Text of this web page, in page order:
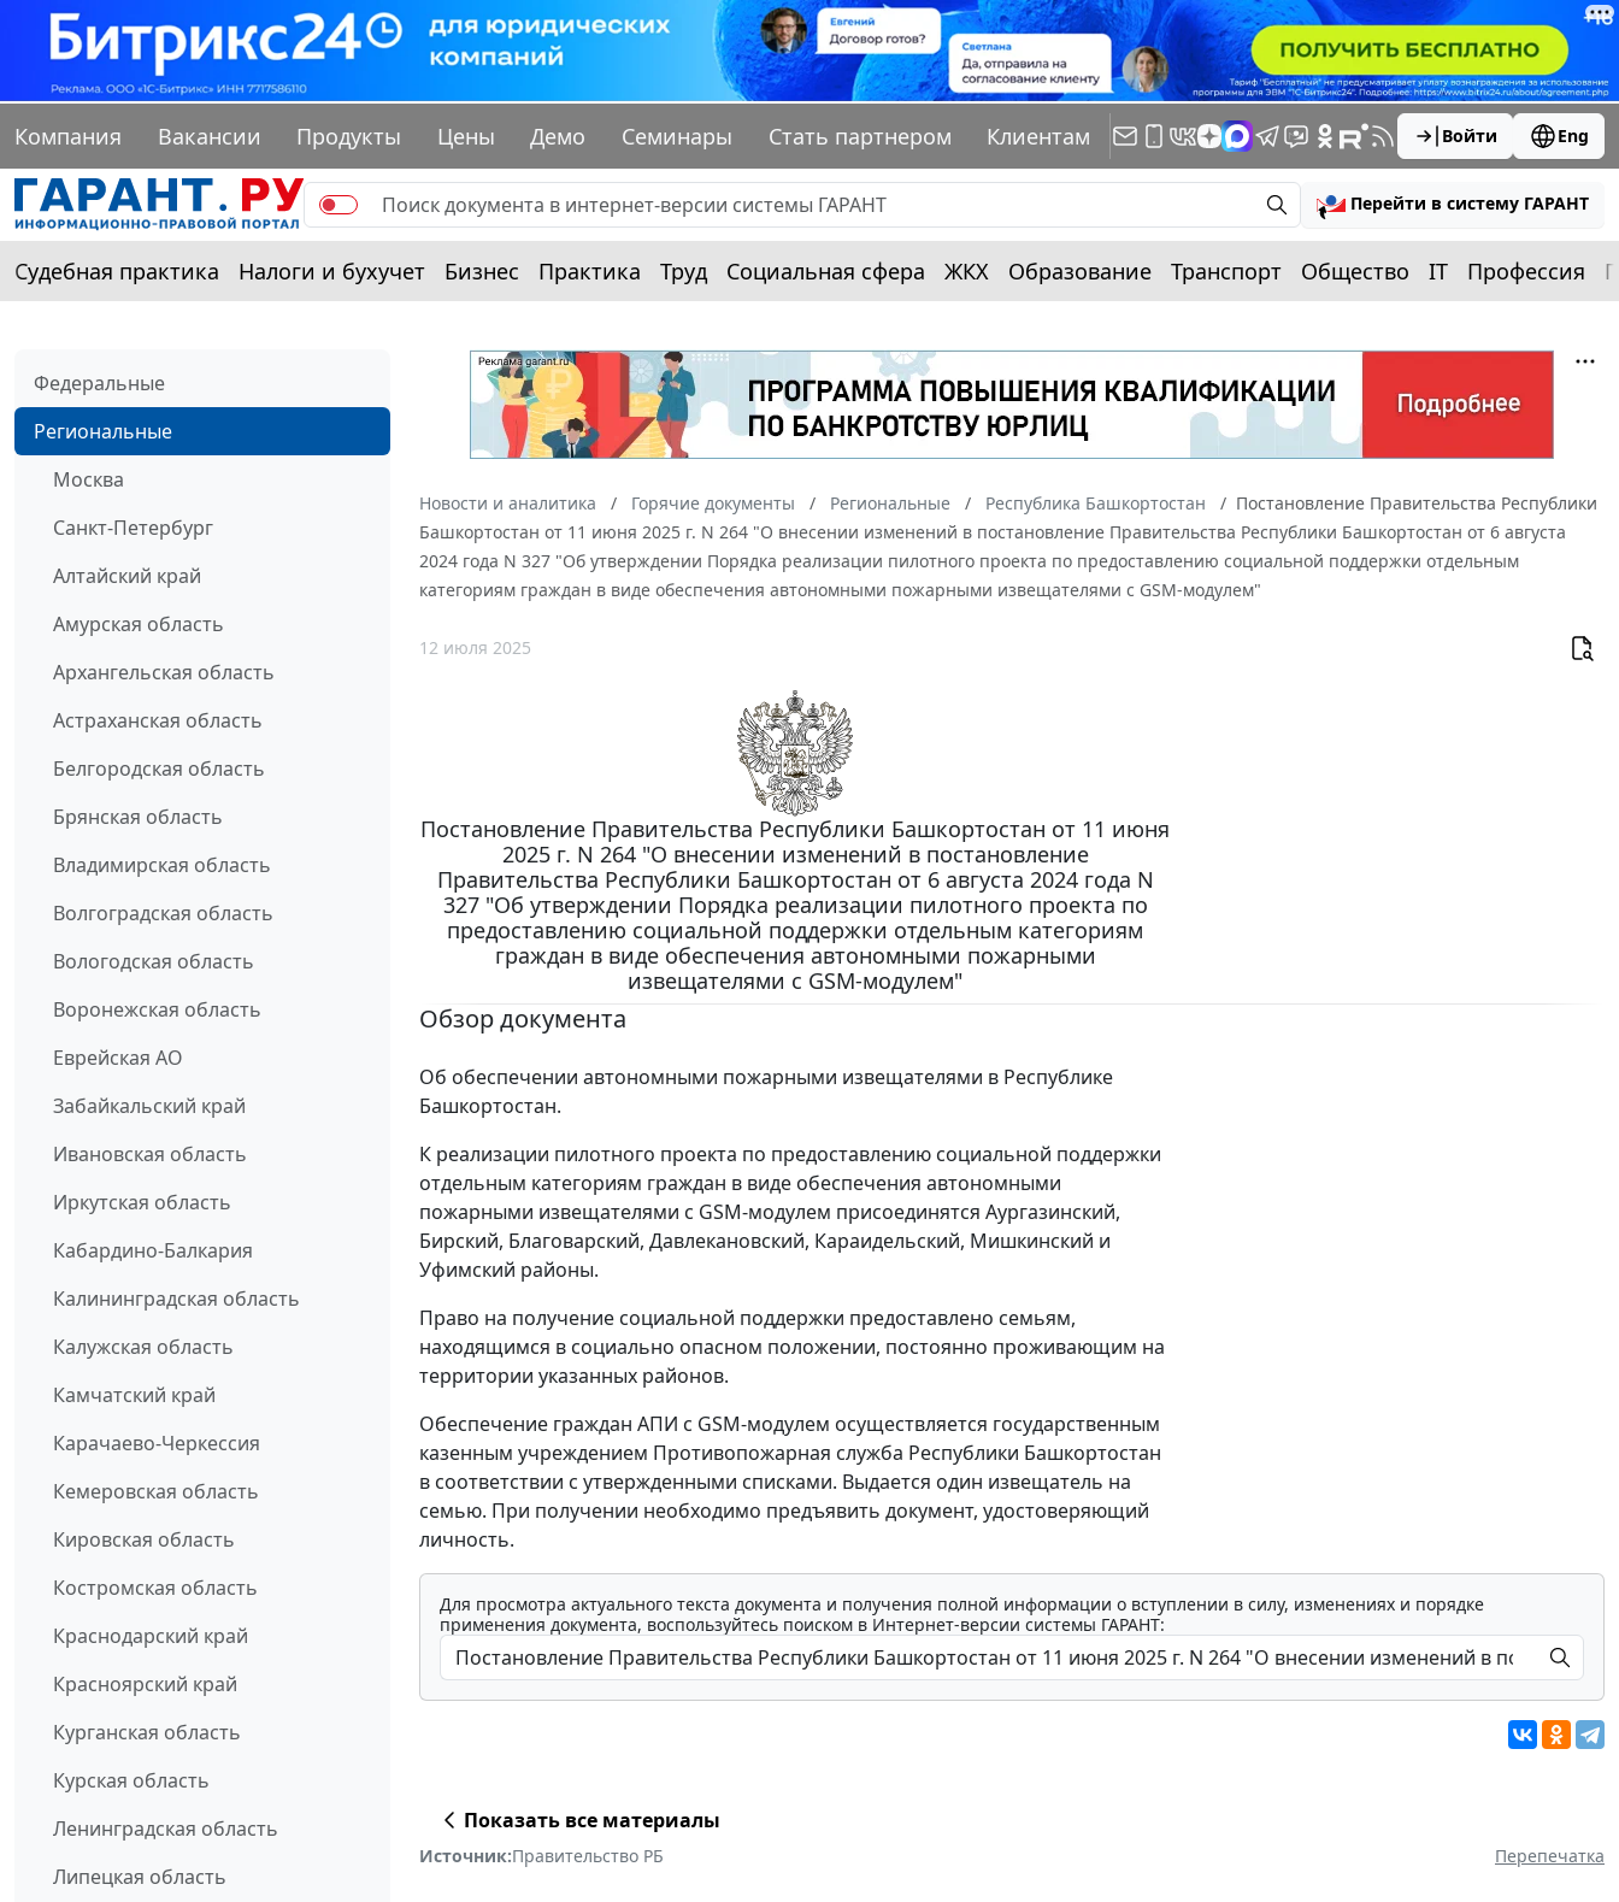
Компания Вакансии Продукты Цены Демо Семинары Стать партнером Клиентам Войти Eng
Перейти в систему ГАРАНТ
Судебная практика Налоги и бухучет Бизнес Практика Труд Социальная сфера ЖКХ Образование Транспорт Общество IT Профессия
Федеральные
Региональные
Москва
Санкт-Петербург
Алтайский край
Амурская область
Архангельская область
Астраханская область
Белгородская область
Брянская область
Владимирская область
Волгоградская область
Вологодская область
Воронежская область
Еврейская АО
Забайкальский край
Ивановская область
Иркутская область
Кабардино-Балкария
Калининградская область
Калужская область
Камчатский край
Карачаево-Черкессия
Кемеровская область
Кировская область
Костромская область
Краснодарский край
Красноярский край
Курганская область
Курская область
Ленинградская область
Липецкая область
Новости и аналитика Горячие документы Региональные Республика Башкортостан
Постановление Правительства Республики
Башкортостан от 11 июня 2025 г. N 264 "О внесении изменений в постановление Правительства Республики Башкортостан от 6 августа
2024 года N 327 "Об утверждении Порядка реализации пилотного проекта по предоставлению социальной поддержки отдельным
категориям граждан в виде обеспечения автономными пожарными извещателями с GSM-модулем"
12 июля 2025
Постановление Правительства Республики Башкортостан от 11 июня
2025 г. N 264 "О внесении изменений в постановление
Правительства Республики Башкортостан от 6 августа 2024 года N
327 "Об утверждении Порядка реализации пилотного проекта по
предоставлению социальной поддержки отдельным категориям
граждан в виде обеспечения автономными пожарными
извещателями с GSM-модулем"
Обзор документа
Об обеспечении автономными пожарными извещателями в Республике
Башкортостан.
К реализации пилотного проекта по предоставлению социальной поддержки
отдельным категориям граждан в виде обеспечения автономными
пожарными извещателями с GSM-модулем присоединятся Аургазинский,
Бирский, Благоварский, Давлекановский, Караидельский, Мишкинский и
Уфимский районы.
Право на получение социальной поддержки предоставлено семьям,
находящимся в социально опасном положении, постоянно проживающим на
территории указанных районов.
Обеспечение граждан АПИ с GSM-модулем осуществляется государственным
казенным учреждением Противопожарная служба Республики Башкортостан
в соответствии с утвержденными списками. Выдается один извещатель на
семью. При получении необходимо предъявить документ, удостоверяющий
личность.
Для просмотра актуального текста документа и получения полной информации о вступлении в силу, изменениях и порядке
применения документа, воспользуйтесь поиском в Интернет-версии системы ГАРАНТ:
Показать все материалы
Источник:Правительство РБ Перепечатка